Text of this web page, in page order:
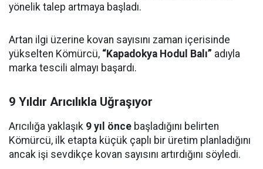
yönelik talep artmaya başladı.
Artan ilgi üzerine kovan sayısını zaman içerisinde
yükselten Kömürcü, “Kapadokya Hodul Balı” adıyla
marka tescili almayı başardı.
9 Yıldır Arıcılıkla Uğraşıyor
Arıcılığa yaklaşık 9 yıl önce başladığını belirten
Kömürcü, ilk etapta küçük çaplı bir üretim planladığını
ancak işi sevdikçe kovan sayısını artırdığını söyledi.